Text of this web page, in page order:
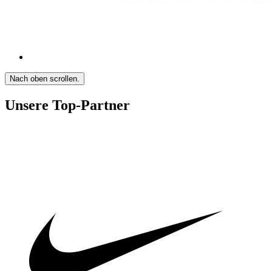
Nach oben scrollen.
Unsere Top-Partner